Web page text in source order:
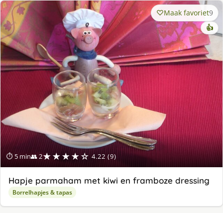
⏱ 5 min👥 2★★★★☆ 4.22 (9)
Maak favoriet9
👍
Hapje parmaham met kiwi en framboze dressing
Borrelhapjes & tapas